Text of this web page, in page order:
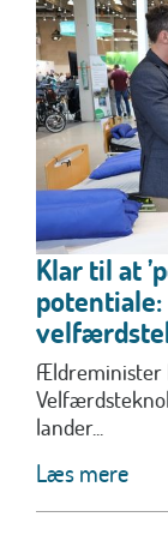
Klar til at
Ældreminister
lander...
Læs mere